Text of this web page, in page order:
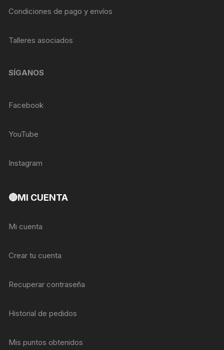
Condiciones de pago y envíos
Talleres asociados
SÍGANOS
Facebook
YouTube
Instagram
🔴MI CUENTA
Mi cuenta
Crear tu cuenta
Recuperar contraseña
Historial de pedidos
Mis puntos obtenidos